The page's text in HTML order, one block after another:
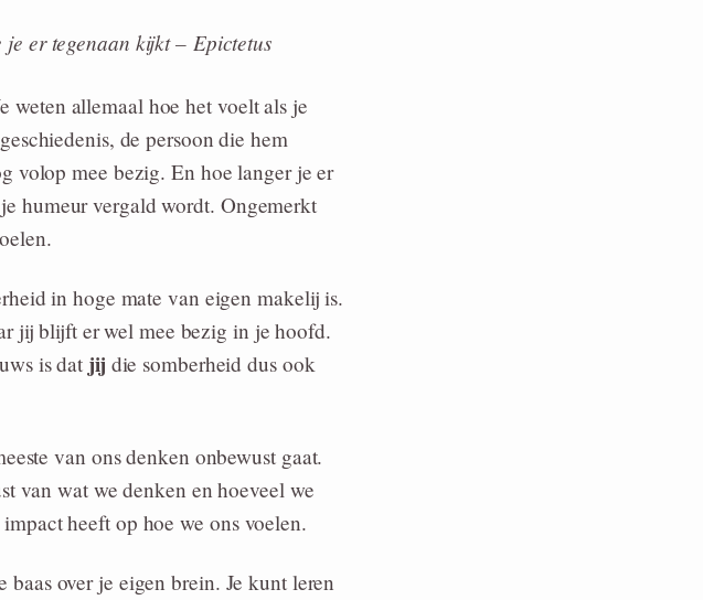
er tegenaan kijkt – Epictetus
weten allemaal hoe het voelt als je
de persoon die hem
volop mee bezig. En hoe langer je er
humeur vergald wordt. Ongemerkt
in hoge mate van eigen makelij is.
jij blijft er wel mee bezig in je hoofd.
is dat jij die somberheid dus ook
van ons denken onbewust gaat.
van wat we denken en hoeveel we
heeft op hoe we ons voelen.
over je eigen brein. Je kunt leren